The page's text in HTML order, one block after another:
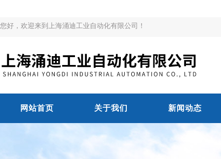
您好，欢迎来到上海涌迪工业自动化有限公司！
网站首页 关于我们 新闻动态